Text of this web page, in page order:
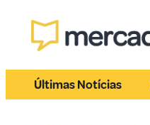
Últimas Notícias